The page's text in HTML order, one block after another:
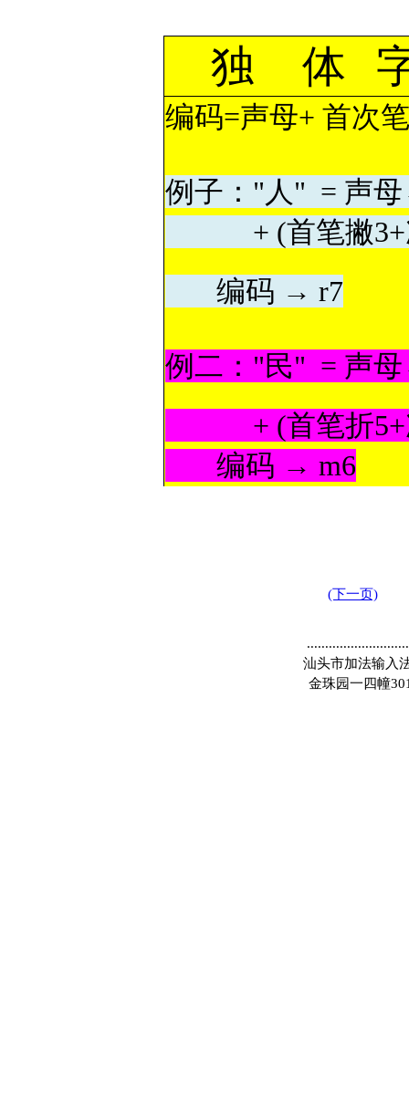
独 体
编码=声母+ 首次
例子："人" = 声
+ (首笔撇3+
编码 → r7
例二："民" = 声
+ (首笔折5+
编码 → m6
(下一页)
汕头市加法输入
金珠园一四幢